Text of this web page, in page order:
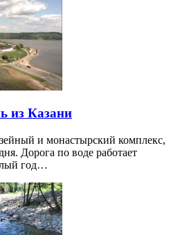
из Казани
и монастырский комплекс,
Дорога по воде работает
год…